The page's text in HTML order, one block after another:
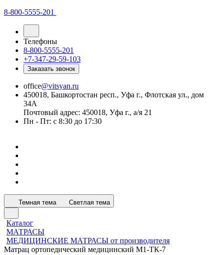
8-800-5555-201
Телефоны
8-800-5555-201
+7-347-29-59-103
Заказать звонок
office@vitsyan.ru
450018, Башкортостан респ., Уфа г., Флотская ул., дом
34А
Почтовый адрес: 450018, Уфа г., а/я 21
Пн - Пт: с 8:30 до 17:30
Темная тема Светлая тема
Каталог
МАТРАСЫ
МЕДИЦИНСКИЕ МАТРАСЫ от производителя
Матрац ортопедический медицинский М1-ТК-7